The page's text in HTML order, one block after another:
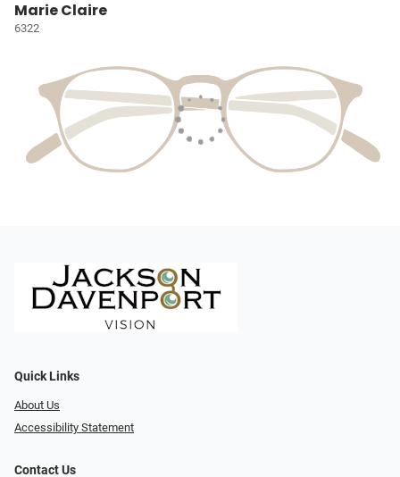
Marie Claire
6322
Quick Links
About Us
Accessibility Statement
Contact Us